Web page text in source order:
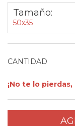
Tamaño:
50x35
CANTIDAD
¡No te lo